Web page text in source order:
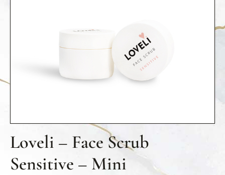
Loveli – Face Scrub
Sensitive – Mini